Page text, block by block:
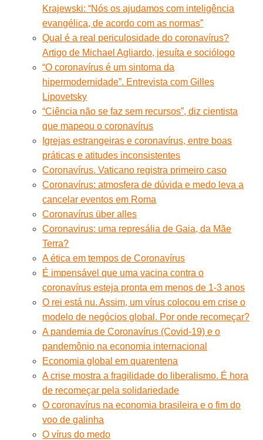
Krajewski: “Nós os ajudamos com inteligência
evangélica, de acordo com as normas”
Qual é a real periculosidade do coronavírus?
Artigo de Michael Agliardo, jesuíta e sociólogo
“O coronavírus é um sintoma da
hipermodernidade”. Entrevista com Gilles
Lipovetsky
“Ciência não se faz sem recursos”, diz cientista
que mapeou o coronavírus
Igrejas estrangeiras e coronavírus, entre boas
práticas e atitudes inconsistentes
Coronavírus. Vaticano registra primeiro caso
Coronavírus: atmosfera de dúvida e medo leva a
cancelar eventos em Roma
Coronavírus über alles
Coronavirus: uma represália de Gaia, da Mãe
Terra?
A ética em tempos de Coronavírus
É impensável que uma vacina contra o
coronavírus esteja pronta em menos de 1-3 anos
O rei está nu. Assim, um vírus colocou em crise o
modelo de negócios global. Por onde recomeçar?
A pandemia de Coronavírus (Covid-19) e o
pandemônio na economia internacional
Economia global em quarentena
A crise mostra a fragilidade do liberalismo. É hora
de recomeçar pela solidariedade
O coronavírus na economia brasileira e o fim do
voo de galinha
O vírus do medo